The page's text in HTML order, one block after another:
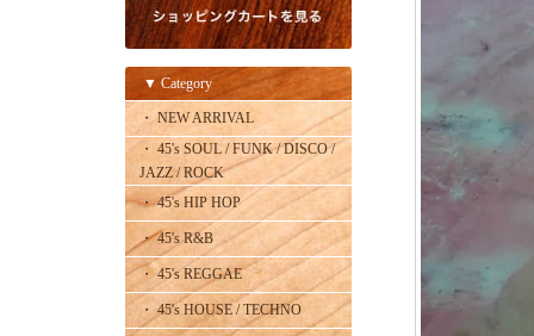
▼ Category
・ NEW ARRIVAL
・ 45's SOUL / FUNK / DISCO /
JAZZ / ROCK
・ 45's HIP HOP
・ 45's R&B
・ 45's REGGAE
・ 45's HOUSE / TECHNO